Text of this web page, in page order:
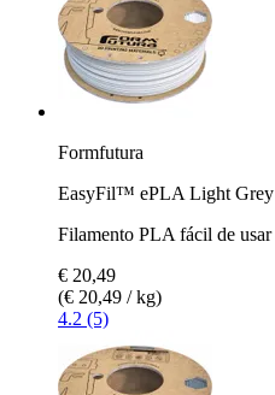
Formfutura
EasyFil™ ePLA Light Grey
Filamento PLA fácil de usar
€ 20,49
(€ 20,49 / kg)
4.2 (5)